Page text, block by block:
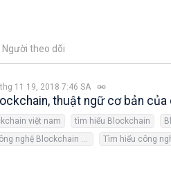
Người theo dõi
thg 11 19, 2018 7:46 SA
thuật ngữ cơ bản
việt nam tìm hiểu Blockchain
công nghệ Blockchain 4.0